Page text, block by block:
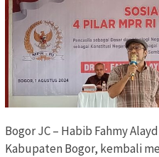
Bogor JC – Habib Fahmy
Kabupaten Bogor, kembali